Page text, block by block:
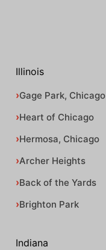
Illinois
Gage Park, Chicago
Heart of Chicago
Hermosa, Chicago
Archer Heights
Back of the Yards
Brighton Park
Indiana